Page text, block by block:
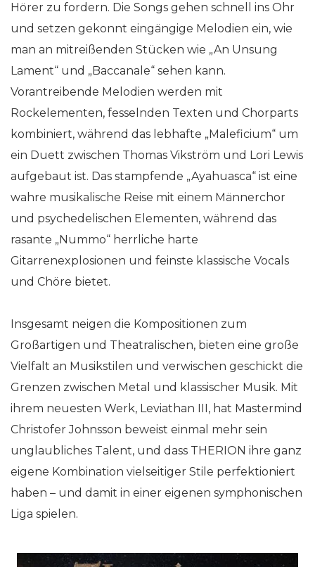
Hörer zu fordern. Die Songs gehen schnell ins Ohr
und setzen gekonnt eingängige Melodien ein, wie
man an mitreißenden Stücken wie „An Unsung
Lament“ und „Baccanale“ sehen kann.
Vorantreibende Melodien werden mit
Rockelementen, fesselnden Texten und Chorparts
kombiniert, während das lebhafte „Maleficium“ um
ein Duett zwischen Thomas Vikström und Lori Lewis
aufgebaut ist. Das stampfende „Ayahuasca“ ist eine
wahre musikalische Reise mit einem Männerchor
und psychedelischen Elementen, während das
rasante „Nummo“ herrliche harte
Gitarrenexplosionen und feinste klassische Vocals
und Chöre bietet.
Insgesamt neigen die Kompositionen zum
Großartigen und Theatralischen, bieten eine große
Vielfalt an Musikstilen und verwischen geschickt die
Grenzen zwischen Metal und klassischer Musik. Mit
ihrem neuesten Werk, Leviathan III, hat Mastermind
Christofer Johnsson beweist einmal mehr sein
unglaubliches Talent, und dass THERION ihre ganz
eigene Kombination vielseitiger Stile perfektioniert
haben – und damit in einer eigenen symphonischen
Liga spielen.